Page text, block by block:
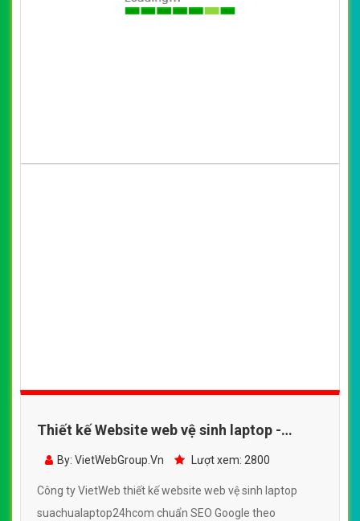
Thiết kế Website web vệ sinh laptop -
suachualaptop24hcom
By: VietWebGroup.Vn Lượt xem: 2800
Công ty VietWeb thiết kế website web vệ sinh laptop
suachualaptop24hcom chuẩn SEO Google theo